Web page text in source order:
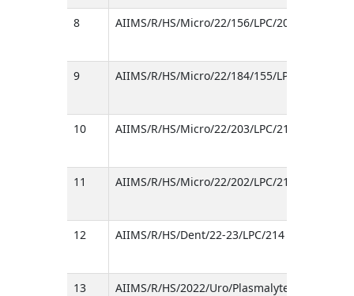
8 AIIMS/R/HS/Micro/22/156/LPC/209
9 AIIMS/R/HS/Micro/22/184/155/LPC/210
10 AIIMS/R/HS/Micro/22/203/LPC/212
11 AIIMS/R/HS/Micro/22/202/LPC/211
12 AIIMS/R/HS/Dent/22-23/LPC/214
13 AIIMS/R/HS/2022/Uro/Plasmalyte/155/